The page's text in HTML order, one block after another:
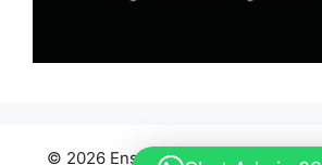
© 2026 Ensiklopedia Bahan Baku